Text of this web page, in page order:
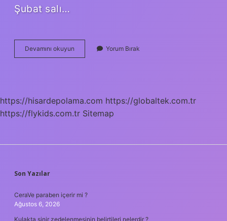
Şubat salı…
Devamını okuyun
Şubat
Mi
Yorum Bırak
https://hisardepolama.com https://globaltek.com.tr
https://flykids.com.tr Sitemap
SIDEBAR
Son Yazılar
CeraVe paraben içerir mi ?
Ağustos 6, 2026
Kulakta sinir zedelenmesinin belirtileri nelerdir ?